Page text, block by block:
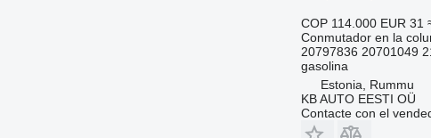
COP 114.000 EUR 31
Conmutador en la
20797836 20701049
gasolina
Estonia, Rummu
KB AUTO EESTI OÜ
Contacte con el